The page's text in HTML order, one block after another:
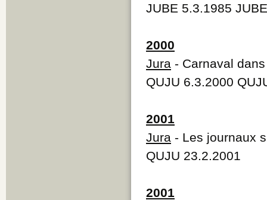
JUBE 5.3.1985
2000
Jura - Carnaval
QUJU 6.3.2000
2001
Jura - Les journaux
QUJU 23.2.2001
2001